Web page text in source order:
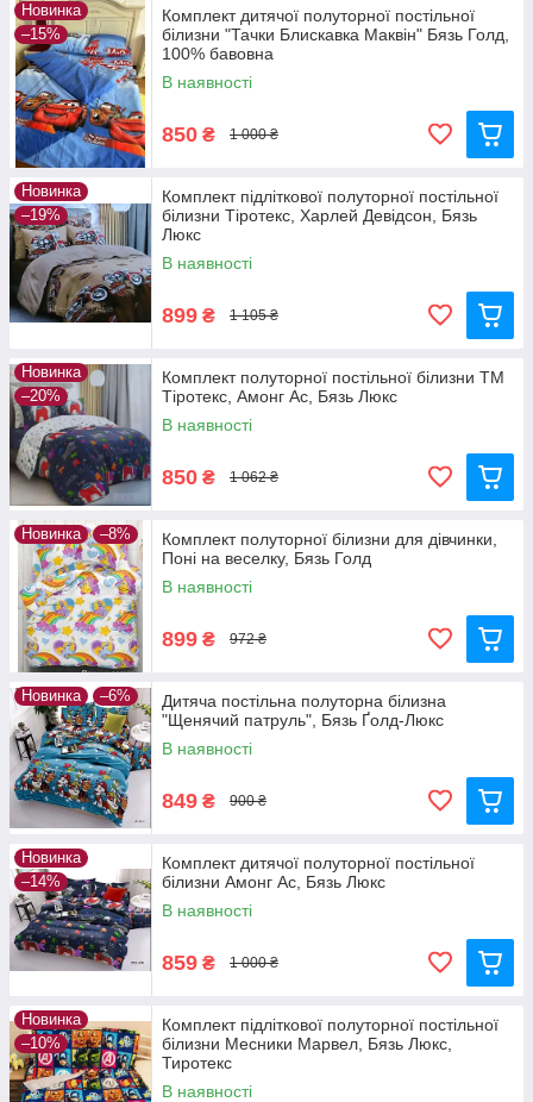
Новинка
–15%
Комплект дитячої полуторної постільної
білизни "Тачки Блискавка Маквін" Бязь Голд,
100% бавовна
В наявності
850 ₴ 1 000 ₴
Новинка
–19%
Комплект підліткової полуторної постільної
білизни Тіротекс, Харлей Девідсон, Бязь
Люкс
В наявності
899 ₴ 1 105 ₴
Новинка
–20%
Комплект полуторної постільної білизни ТМ
Тіротекс, Амонг Ас, Бязь Люкс
В наявності
850 ₴ 1 062 ₴
Новинка –8%
Комплект полуторної білизни для дівчинки,
Поні на веселку, Бязь Голд
В наявності
899 ₴ 972 ₴
Новинка –6%
Дитяча постільна полуторна білизна
"Щенячий патруль", Бязь Ґолд-Люкс
В наявності
849 ₴ 900 ₴
Новинка
–14%
Комплект дитячої полуторної постільної
білизни Амонг Ас, Бязь Люкс
В наявності
859 ₴ 1 000 ₴
Новинка
–10%
Комплект підліткової полуторної постільної
білизни Месники Марвел, Бязь Люкс,
Тиротекс
В наявності